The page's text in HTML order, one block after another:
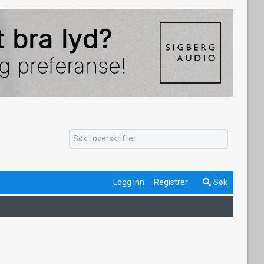
Logg inn Registrer Søk